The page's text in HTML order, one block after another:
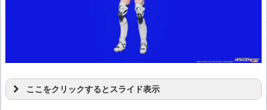
ここをクリックするとスライド表示